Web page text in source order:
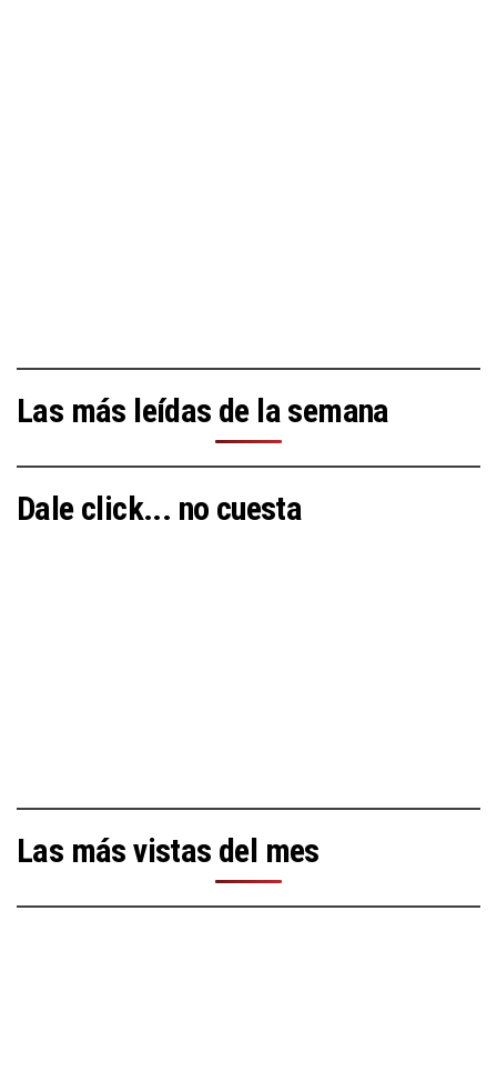
Las más leídas de la semana
Dale click... no cuesta
Las más vistas del mes